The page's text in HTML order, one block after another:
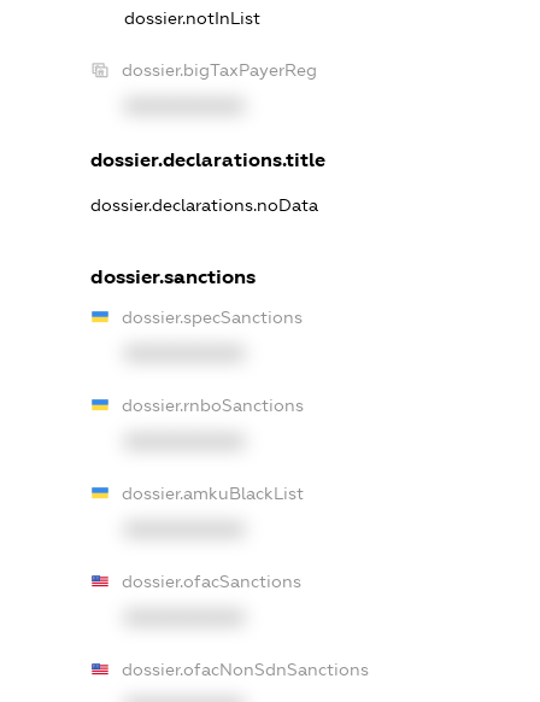
dossier.notInList
dossier.bigTaxPayerReg
dossier.declarations.title
dossier.declarations.noData
dossier.sanctions
dossier.specSanctions
dossier.rnboSanctions
dossier.amkuBlackList
dossier.ofacSanctions
dossier.ofacNonSdnSanctions